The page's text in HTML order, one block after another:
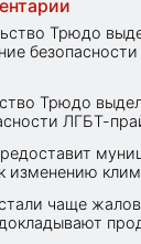
Трюдо
Трюдо
ЛГБТ-
изменению
чаще